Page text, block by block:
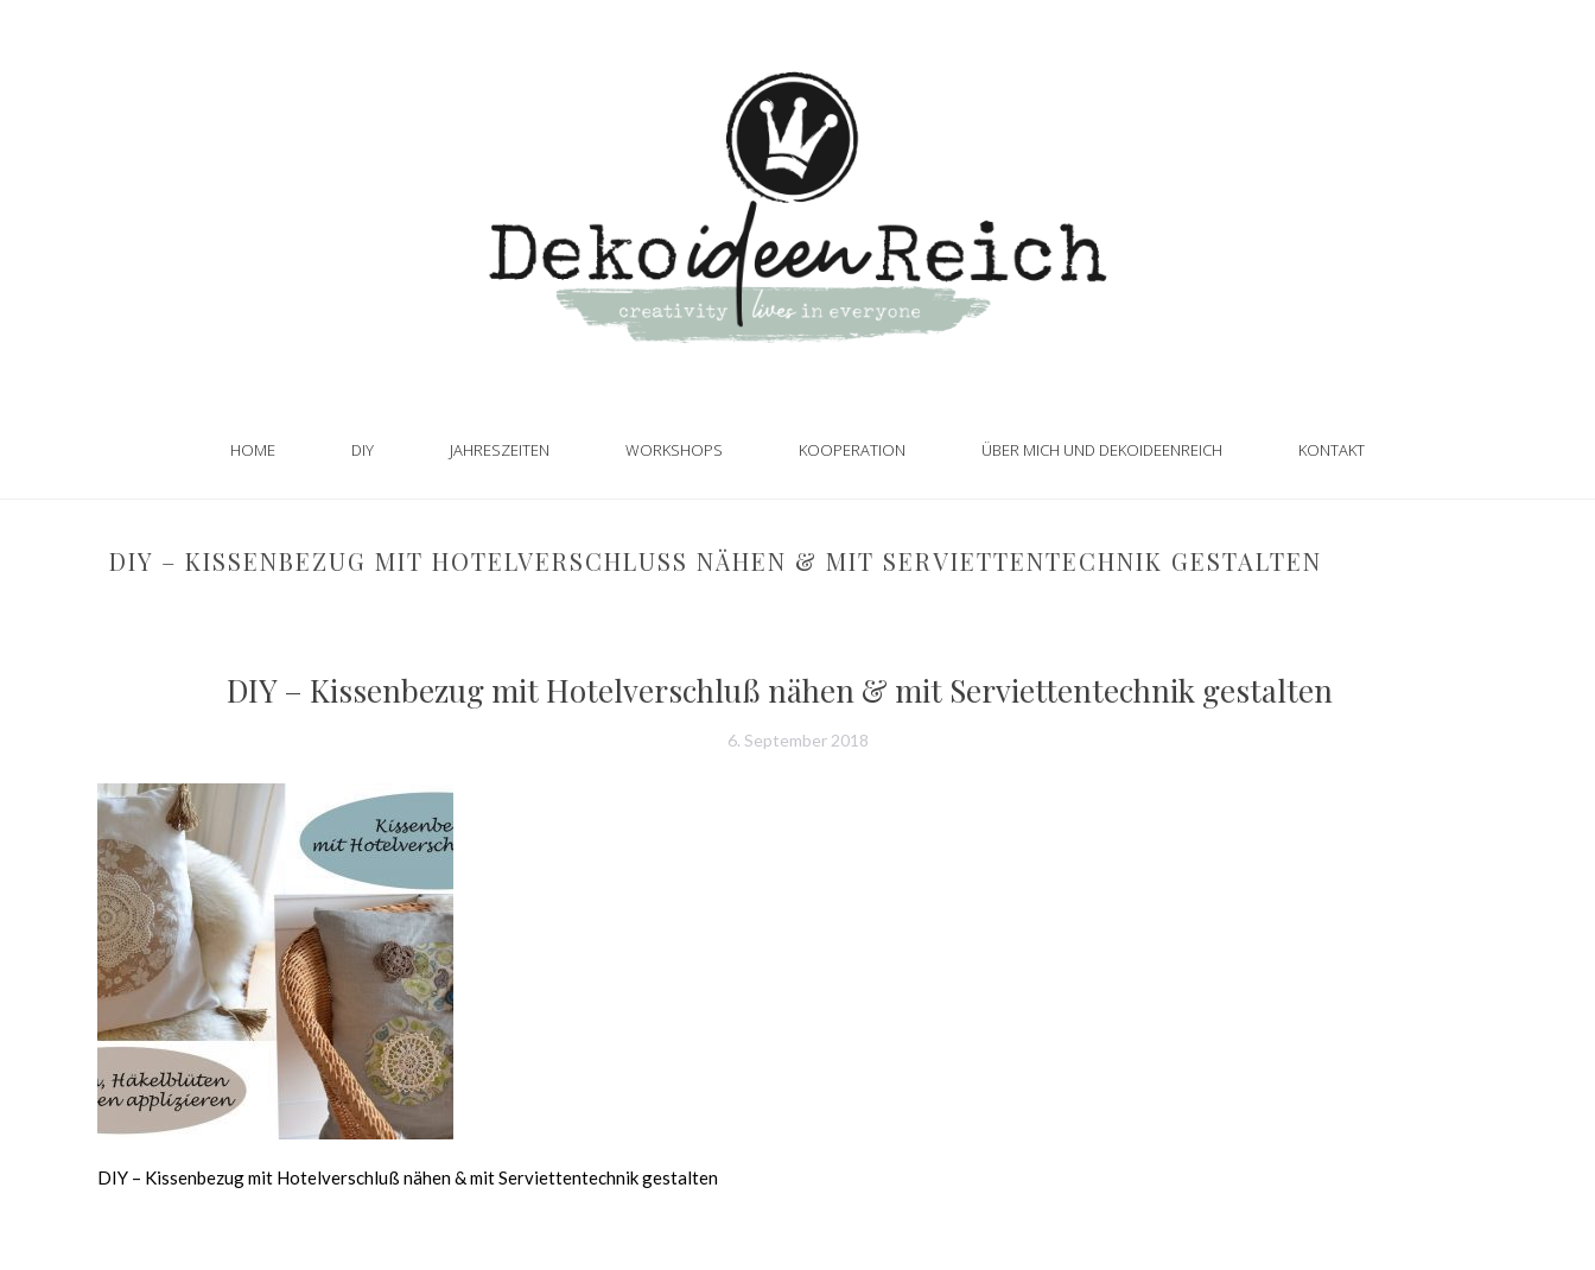
HOME DIY JAHRESZEITEN WORKSHOPS KOOPERATION ÜBER MICH UND DEKOIDEENREICH KONTAKT
DIY – KISSENBEZUG MIT HOTELVERSCHLUSS NÄHEN & MIT SERVIETTENTECHNIK GESTALTEN
DIY – Kissenbezug mit Hotelverschluß nähen & mit Serviettentechnik gestalten
6. September 2018
DIY – Kissenbezug mit Hotelverschluß nähen & mit Serviettentechnik gestalten